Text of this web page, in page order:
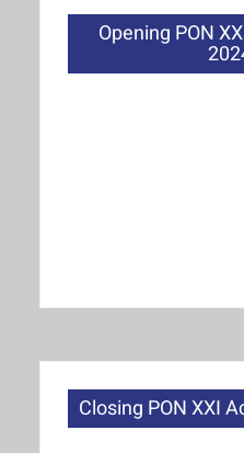
Opening PON
Closing PON XXI